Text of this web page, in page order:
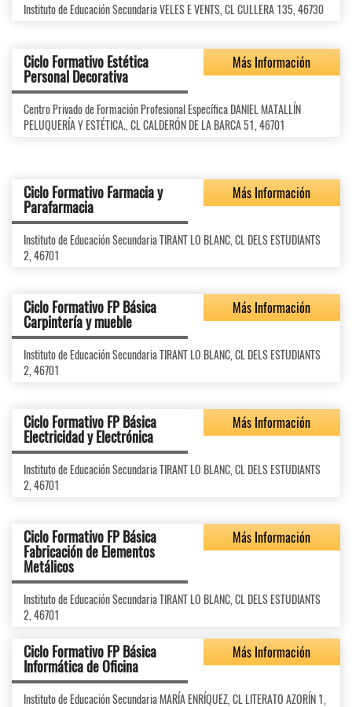
Instituto de Educación Secundaria VELES E VENTS, CL CULLERA 135, 46730
Ciclo Formativo Estética
Personal Decorativa
Más Información
Centro Privado de Formación Profesional Específica DANIEL MATALLÍN
PELUQUERÍA Y ESTÉTICA., CL CALDERÓN DE LA BARCA 51, 46701
Ciclo Formativo Farmacia y
Parafarmacia
Más Información
Instituto de Educación Secundaria TIRANT LO BLANC, CL DELS ESTUDIANTS
2, 46701
Ciclo Formativo FP Básica
Carpintería y mueble
Más Información
Instituto de Educación Secundaria TIRANT LO BLANC, CL DELS ESTUDIANTS
2, 46701
Ciclo Formativo FP Básica
Electricidad y Electrónica
Más Información
Instituto de Educación Secundaria TIRANT LO BLANC, CL DELS ESTUDIANTS
2, 46701
Ciclo Formativo FP Básica
Fabricación de Elementos
Metálicos
Más Información
Instituto de Educación Secundaria TIRANT LO BLANC, CL DELS ESTUDIANTS
2, 46701
Ciclo Formativo FP Básica
Informática de Oficina
Más Información
Instituto de Educación Secundaria MARÍA ENRÍQUEZ, CL LITERATO AZORÍN 1,